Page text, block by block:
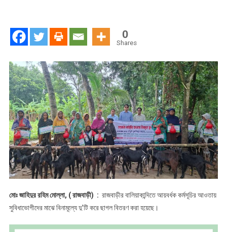
বিনামূল্যে
ছাগল
বিতরণ
0
Shares
মোঃ জাহিদুর রহিম মোল্লা, ( রাজবাড়ী) : রাজবাড়ীর বালিয়াকান্দিতে আয়বর্ধক কর্মসূচির আওতায়
সুবিধাভোগীদের মাঝে বিনামূল্যে দু’টি করে ছাগল বিতরণ করা হয়েছে।